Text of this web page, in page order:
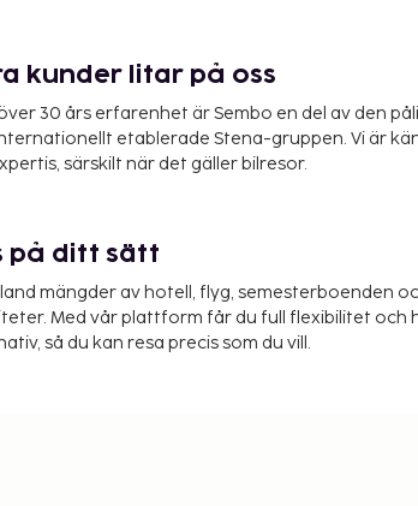
kunder litar på oss
30 års erfarenhet är Sembo en del av den
etablerade Stena-gruppen. Vi är
särskilt när det gäller bilresor.
på ditt sätt
mängder av hotell, flyg, semesterboenden
Med vår plattform får du full flexibilitet och
så du kan resa precis som du vill.